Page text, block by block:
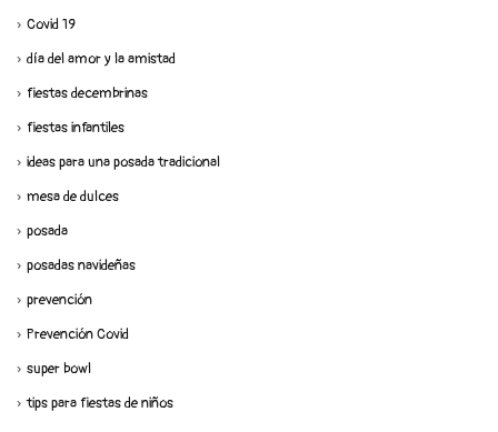
Covid 19
día del amor y la amistad
fiestas decembrinas
fiestas infantiles
ideas para una posada tradicional
mesa de dulces
posada
posadas navideñas
prevención
Prevención Covid
super bowl
tips para fiestas de niños